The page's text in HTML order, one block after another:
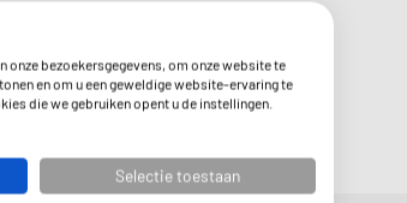
tbv PSH Sli 182013
onze bezoekersgegevens, om onze website te
en om u een geweldige website-ervaring te
die we gebruiken opent u de instellingen.
Selectie toestaan